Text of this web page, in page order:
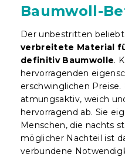
Baumwoll-
Der unbestritten
verbreitete Material
definitiv Baumwolle.
hervorragenden
erschwinglichen
atmungsaktiv, weich
hervorragend ab. Sie
Menschen, die nachts
möglicher Nachteil ist
verbundene